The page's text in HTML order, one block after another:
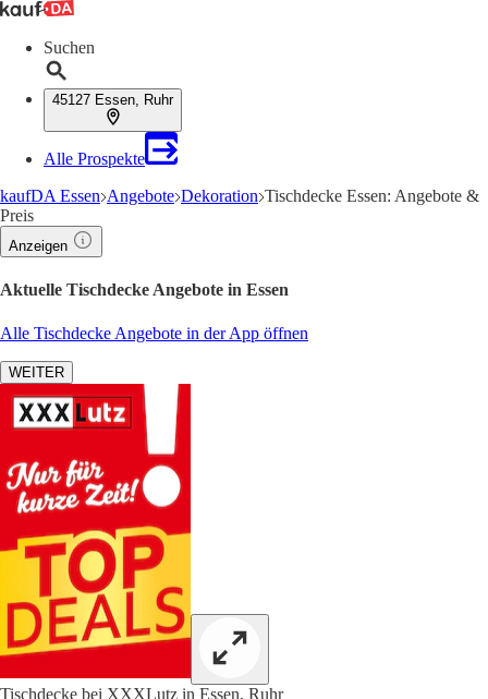
Suchen
45127 Essen, Ruhr
Alle Prospekte
kaufDA Essen Angebote Dekoration Tischdecke Essen: Angebote &
Preis
Anzeigen
Aktuelle Tischdecke Angebote in Essen
Alle Tischdecke Angebote in der App öffnen
WEITER
Tischdecke bei XXXLutz in Essen, Ruhr